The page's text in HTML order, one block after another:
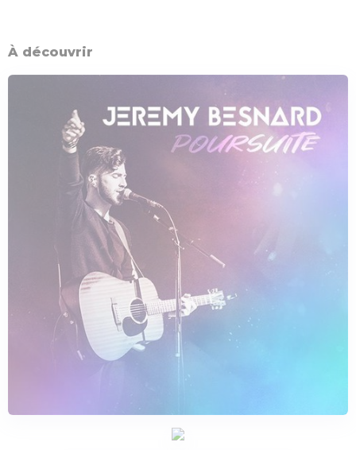
À découvrir